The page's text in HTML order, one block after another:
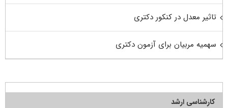
تاثیر معدل در کنکور دکتری
سهمیه مربیان برای آزمون دکتری
کارشناسی ارشد